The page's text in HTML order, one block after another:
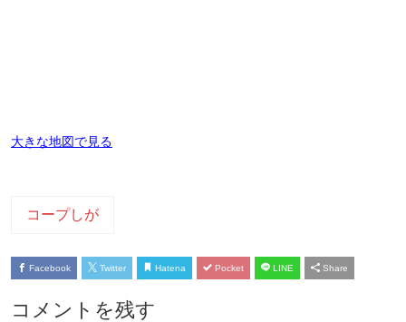
大きな地図で見る
コープしが
Facebook Twitter Hatena Pocket LINE Share
コメントを残す